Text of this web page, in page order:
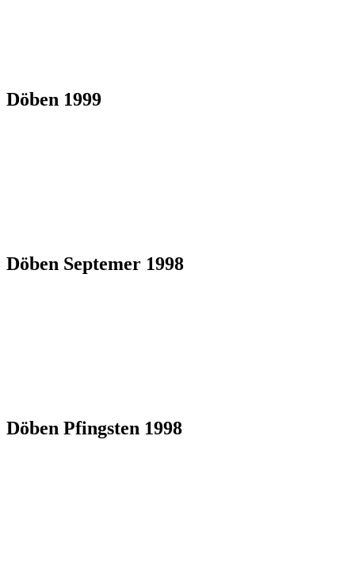
Döben 1999
Döben Septemer 1998
Döben Pfingsten 1998